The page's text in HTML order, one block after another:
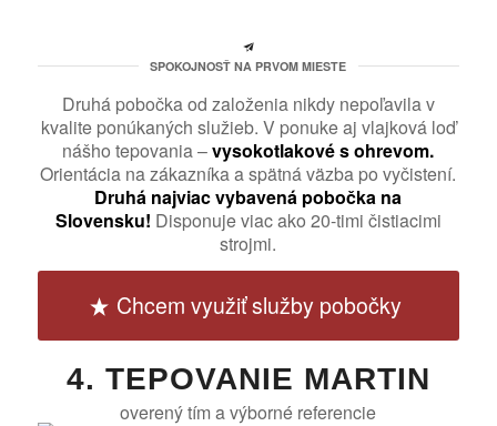
SPOKOJNOSŤ NA PRVOM MIESTE
Druhá pobočka od založenia nikdy nepoľavila v
kvalite ponúkaných služieb. V ponuke aj vlajková loď
nášho tepovania –vysokotlakové s ohrevom.
Orientácia na zákazníka a spätná väzba po vyčistení.
Druhá najviac vybavená pobočka na
Slovensku! Disponuje viac ako 20-timi čistiacimi
strojmi.
Chcem využiť služby pobočky
4. TEPOVANIE MARTIN
overený tím a výborné referencie